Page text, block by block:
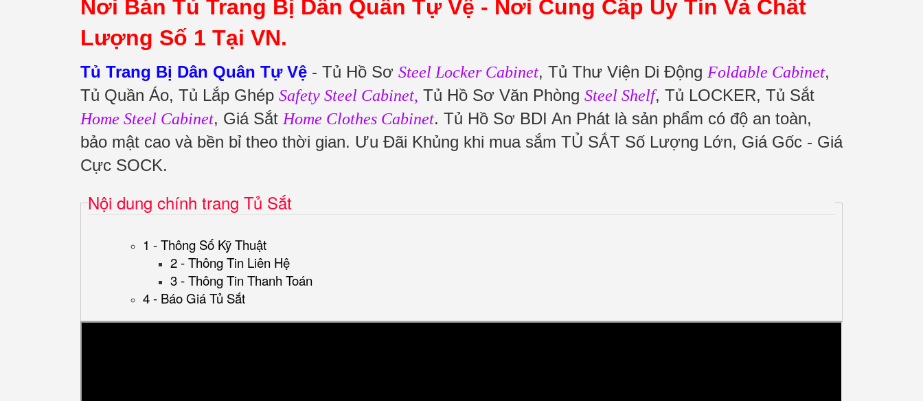
Nơi Bán Tủ Trang Bị Dân Quân Tự Vệ - Nơi Cung Cấp Uy Tín Và Chất
Lượng Số 1 Tại VN.
Tủ Trang Bị Dân Quân Tự Vệ - Tủ Hồ Sơ Steel Locker Cabinet, Tủ Thư Viện Di Động Foldable Cabinet,
Tủ Quần Áo, Tủ Lắp Ghép Safety Steel Cabinet, Tủ Hồ Sơ Văn Phòng Steel Shelf, Tủ LOCKER, Tủ Sắt
Home Steel Cabinet, Giá Sắt Home Clothes Cabinet. Tủ Hồ Sơ BDI An Phát là sản phẩm có độ an toàn,
bảo mật cao và bền bỉ theo thời gian. Ưu Đãi Khủng khi mua sắm TỦ SẮT Số Lượng Lớn, Giá Gốc - Giá
Cực SOCK.
Nội dung chính trang Tủ Sắt
1 - Thông Số Kỹ Thuật
2 - Thông Tin Liên Hệ
3 - Thông Tin Thanh Toán
4 - Báo Giá Tủ Sắt